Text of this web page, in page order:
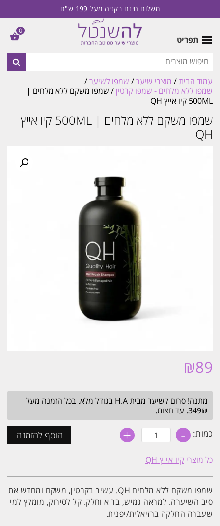
משלוח חינם בקניה מעל 199 ש"ח
תפריט
עמוד הבית/ מוצרי שיער/ שמפו לשיער/
שמפו ללא מלחים - שמפו קרטין/ שמפו משקם ללא מלחים |
500ML קיו אייץ QH
שמפו משקם ללא מלחים | 500ML קיו אייץ
QH
₪89
מתנה! סרום לשיער מבית H.A בגודל מלא. בכל הזמנה מעל
349₪. עד חצות.
כמות: - כמות
של
משקם
ללא
|
500ML
קיו
אייץ
QH
+ הוסף להזמנה
כל מוצרי קיו אייץ QH
שמפו משקם ללא מלחים QH. עשיר בקרטין, משקם ומחדש את
סיב השיערה. למראה גמיש, בריא וחלק. קל לסירוק, מומלץ למי
שעברה החלקה ברזיאלית/יפנית.
0